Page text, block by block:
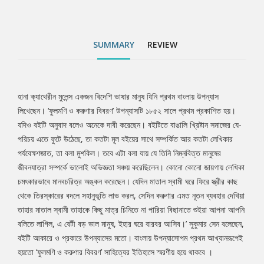
প্রথম আখ্যানরূপেই হয়তো ‘ফুলমণি ও করুণার বিবরণ’ সাহিত্যের ইতিহাসে
SUMMARY REVIEW
Tab
Article
হানা ক্যাথেরীন মুলেন্স একজন বিদেশি ভাষার মানুষ যিনি প্রথম বাংলায় উপন্যাস
লিখেছেন। ‘ফুলমণি ও করুণার বিবরণ’ উপন্যাসটি ১৮৫২ সালে প্রথম প্রকাশিত হয়।
যদিও বইটি অনুবাদ বলেও অনেকে দাবী করেছেন। বইটিতে বাঙালি খ্রিষ্টান সমাজের যে-
পরিচয় এতে ফুটে উঠেছে, তা কতটা মূল বইয়ের সাথে সম্পর্কিত আর কতটা লেখিকার
পর্যবেক্ষণজাত, তা বলা মুশকিল। তবে এটা বলা যায় যে তিনি নিম্নবিত্ত মানুষের
জীবনযাত্রা সম্পর্কে ভালোই অভিজ্ঞতা সঞ্চয় করেছিলেন। কোনো কোনো জায়গায় লেখিকা
চমৎকারভাবে মানবচরিত্র অঙ্কন করেছেন। যেদিন মাতাল স্বামী ঘরে ফিরে স্ত্রীর কাছ
থেকে তিরস্কারের বদলে সহানুভূতি লাভ করল, সেদিন করুণার এমত নূতন ব্যবহার দেখিয়া
তাহার মাতাল স্বামী তাহাকে কিছু মাত্র চিনিতে না পারিয়া বিছানাতে শুইয়া আপনা আপনি
বলিতে লাগিল, এ বেটী বড় ভাল মানুষ, ইহার ঘরে বারবর আসিব।’ সুকুমার সেন বলেছেন,
বইটি আকারে ও প্রকারে উপন্যাসের মতো। বাংলায় উপন্যাসোপম প্রথম আখ্যানরূপেই
হয়তো ‘ফুলমণি ও করুণার বিবরণ’ সাহিত্যের ইতিহাসে স্মরণীয় হয়ে থাকবে ।